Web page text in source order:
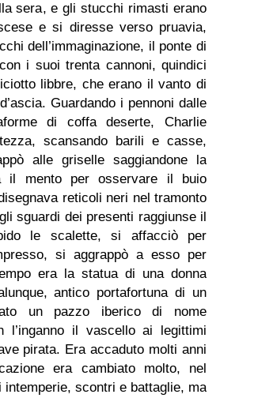
sera, e gli stucchi rimasti erano
e si diresse verso pruavia,
dell’immaginazione, il ponte di
i suoi trenta cannoni, quindici
libbre, che erano il vanto di
Guardando i pennoni dalle
di coffa deserte, Charlie
scansando barili e casse,
alle griselle saggiandone la
il mento per osservare il buio
reticoli neri nel tramonto
sguardi dei presenti raggiunse il
le scalette, si affacciò per
si aggrappò a esso per
era la statua di una donna
antico portafortuna di un
un pazzo iberico di nome
l’inganno il vascello ai legittimi
pirata. Era accaduto molti anni
era cambiato molto, nel
scontri e battaglie, ma